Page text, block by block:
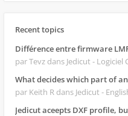
Recent topics
Différence entre firmware
par Tevz dans Jedicut - Logiciel
What decides which part of
par Keith R dans Jedicut -
Jedicut aceepts DXF profile,